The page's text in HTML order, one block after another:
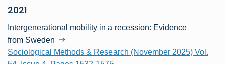
2021
Intergenerational mobility in a recession: Evidence
from Sweden
Sociological Methods & Research (November 2025) Vol.